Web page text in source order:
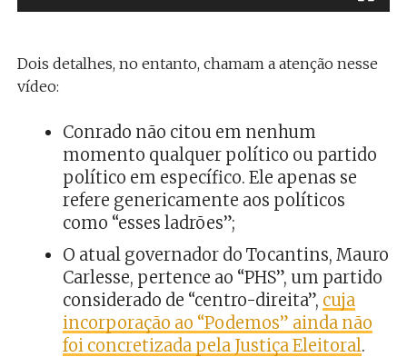
Dois detalhes, no entanto, chamam a atenção nesse
vídeo:
Conrado não citou em nenhum
momento qualquer político ou partido
político em específico. Ele apenas se
refere genericamente aos políticos
como “esses ladrões”;
O atual governador do Tocantins, Mauro
Carlesse, pertence ao “PHS”, um partido
considerado de “centro-direita”, cuja
incorporação ao “Podemos” ainda não
foi concretizada pela Justiça Eleitoral .